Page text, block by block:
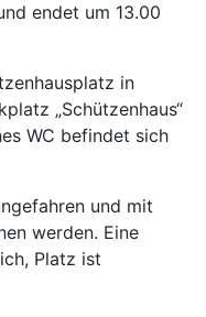
endet um 13.00
in
„Schützenhaus“
WC befindet sich
und mit
werden. Eine
Platz ist